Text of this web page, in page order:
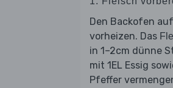
Den Backofen
vorheizen. Das
in 1–2cm dünne
mit 1EL Essig
Pfeffer